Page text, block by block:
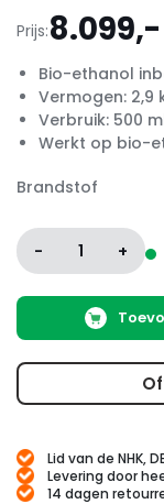
Prijs:8.099,-
Bio-ethanol
Vermogen: 2,9
Verbruik: 500
Werkt op bio-
Brandstof
- 1 +
Lid van de NHK,
Levering door
14 dagen